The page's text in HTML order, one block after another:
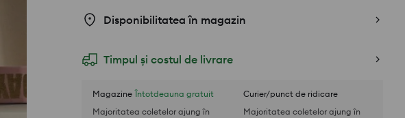
Disponibilitatea în magazin
Timpul și costul de livrare
Magazine Întotdeauna gratuit
Majoritatea coletelor ajung în
Curier/punct de ridicare
Majoritatea coletelor ajung în